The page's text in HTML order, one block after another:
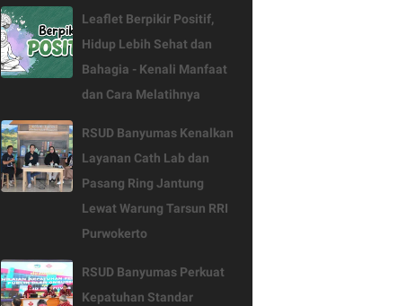
Leaflet Berpikir Positif,
Hidup Lebih Sehat dan
Bahagia - Kenali Manfaat
dan Cara Melatihnya
RSUD Banyumas Kenalkan
Layanan Cath Lab dan
Pasang Ring Jantung
Lewat Warung Tarsun RRI
Purwokerto
RSUD Banyumas Perkuat
Kepatuhan Standar